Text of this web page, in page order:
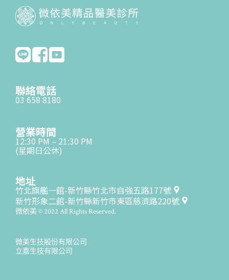
聯絡電話
03 658 8180
營業時間
12:30 PM – 21:30 PM
(星期日公休)
地址
竹北旗艦一館-新竹縣竹北市自強五路177號
新竹形象二館-新竹縣新竹市東區慈濟路220號
微依美 © 2022 All Rights Reserved.
微美生技股份有限公司
立嘉生技有限公司